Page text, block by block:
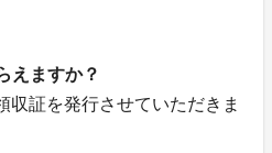
えますか？
収証を発行させていただきま